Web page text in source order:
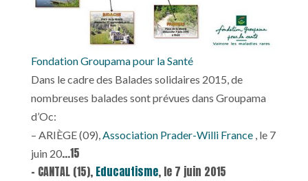
Fondation Groupama pour la Santé
Dans le cadre des Balades solidaires 2015, de
nombreuses balades sont prévues dans Groupama
d’Oc:
– ARIÈGE (09),Association Prader-Willi France, le 7
juin 20…15
– CANTAL (15), Educautisme, le 7 juin 2015